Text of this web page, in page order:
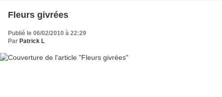
Fleurs givrées
Publié le 06/02/2010 à 22:29
Par Patrick L